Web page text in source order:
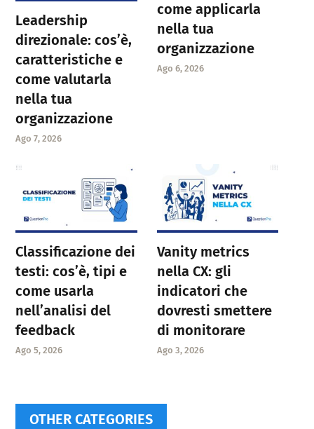
Leadership
direzionale: cos’è,
caratteristiche e
come valutarla
nella tua
organizzazione
Ago 7, 2026
come applicarla
nella tua
organizzazione
Ago 6, 2026
Classificazione dei
testi: cos’è, tipi e
come usarla
nell’analisi del
feedback
Ago 5, 2026
Vanity metrics
nella CX: gli
indicatori che
dovresti smettere
di monitorare
Ago 3, 2026
OTHER CATEGORIES